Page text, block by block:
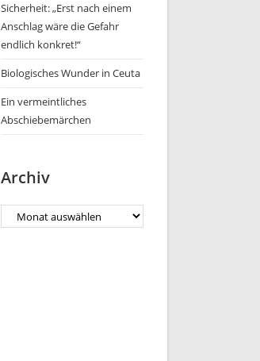
Sicherheit: „Erst nach einem
Anschlag wäre die Gefahr
endlich konkret!“
Biologisches Wunder in Ceuta
Ein vermeintliches
Abschiebemärchen
Archiv